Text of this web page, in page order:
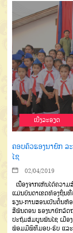
ເບີ່ງລະອຽດ
ຄອບຄົວຮອງນາຍົກ ລ
ໄຊ
02/04/2019
ເນື່ອງຈາກເຫັນໄດ້ຄວາ
ແມ່ນບັນດາເຂດທ້ອງຖິ່ນ
ຮຽນ-ການສອນເປັນຕົ້ນຫ້
ສີພັນດອນ ຮອງນາຍົກລັດ
ປະຖົມສົມບູນພັນໄຊ ເມືອ
ພ້ອມມີພິທີມອບ-ຮັບ ແລະ